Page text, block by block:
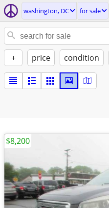
washington, DC for sale
+ price condition
$8,200